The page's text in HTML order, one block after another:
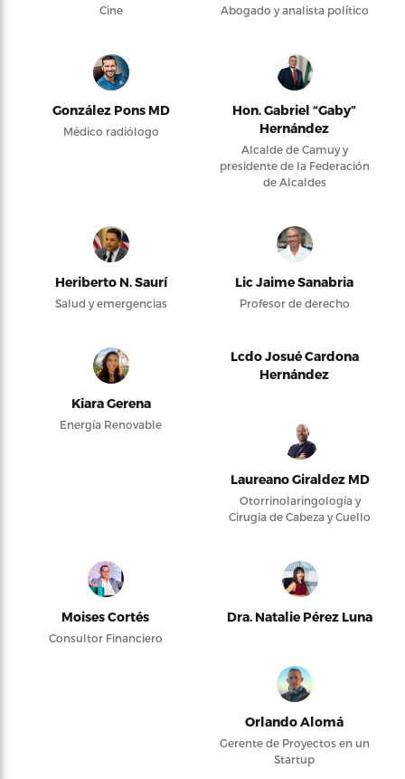
Cine Abogado y analista político
González Pons MD
Médico radiólogo
Hon. Gabriel “Gaby”
Hernández
Alcalde de Camuy y
presidente de la Federación
de Alcaldes
Heriberto N. Saurí
Salud y emergencias
Lic Jaime Sanabria
Profesor de derecho
Kiara Gerena
Energía Renovable
Lcdo Josué Cardona
Hernández
Laureano Giraldez MD
Otorrinolaringología y
Cirugía de Cabeza y Cuello
Moises Cortés
Consultor Financiero
Dra. Natalie Pérez Luna
Orlando Alomá
Gerente de Proyectos en un
Startup